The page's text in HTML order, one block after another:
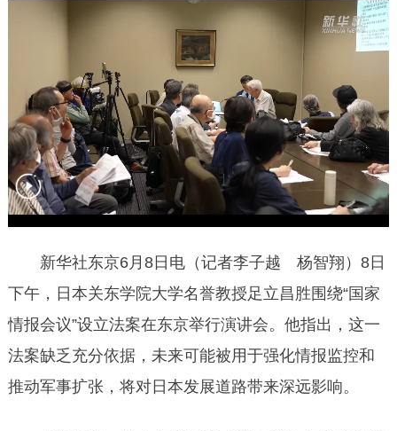
新华社东京6月8日电（记者李子越 杨智翔）8日
下午，日本关东学院大学名誉教授足立昌胜围绕“国家
情报会议”设立法案在东京举行演讲会。他指出，这一
法案缺乏充分依据，未来可能被用于强化情报监控和
推动军事扩张，将对日本发展道路带来深远影响。